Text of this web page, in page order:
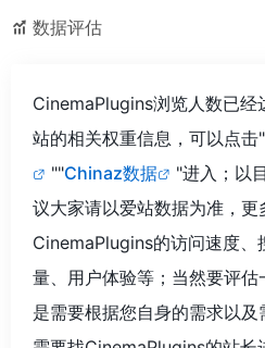
数据评估
CinemaPlugins浏览人数已经
站的相关权重信息，可以点击"
""Chinaz数据
"进入；以
议大家请以爱站数据为准，更
CinemaPlugins的访问速度、
量、用户体验等；当然要评
是需要根据您自身的需求以